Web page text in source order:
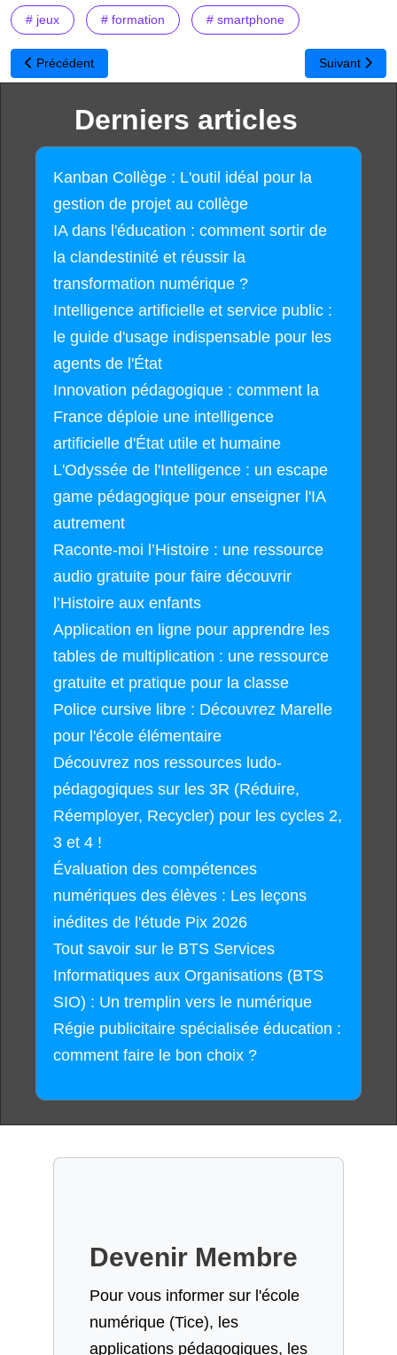
# jeux # formation # smartphone
Article précédent : PHYBOX, une application pour simplifier
Précédent Article
Suivant
Derniers articles
Kanban Collège : L'outil idéal pour la
gestion de projet au collège
IA dans l'éducation : comment sortir de
la clandestinité et réussir la
transformation numérique ?
Intelligence artificielle et service public :
le guide d'usage indispensable pour les
agents de l'État
Innovation pédagogique : comment la
France déploie une intelligence
artificielle d'État utile et humaine
L'Odyssée de l'Intelligence : un escape
game pédagogique pour enseigner l'IA
autrement
Raconte-moi l’Histoire : une ressource
audio gratuite pour faire découvrir
l’Histoire aux enfants
Application en ligne pour apprendre les
tables de multiplication : une ressource
gratuite et pratique pour la classe
Police cursive libre : Découvrez Marelle
pour l'école élémentaire
Découvrez nos ressources ludo-
pédagogiques sur les 3R (Réduire,
Réemployer, Recycler) pour les cycles 2,
3 et 4 !
Évaluation des compétences
numériques des élèves : Les leçons
inédites de l'étude Pix 2026
Tout savoir sur le BTS Services
Informatiques aux Organisations (BTS
SIO) : Un tremplin vers le numérique
Régie publicitaire spécialisée éducation :
comment faire le bon choix ?
Devenir Membre
Pour vous informer sur l'école
numérique (Tice), les
applications pédagogiques, les